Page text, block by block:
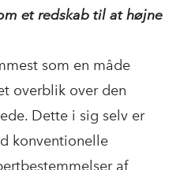
et redskab til at højne
som en måde
overblik over den
Dette i sig selv er
konventionelle
af